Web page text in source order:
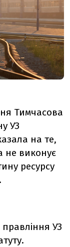
Тимчасова
УЗ
на те,
не виконує
ресурсу
УЗ